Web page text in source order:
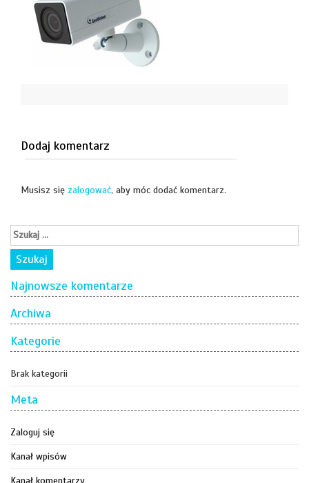
Dodaj komentarz
Musisz się zalogować, aby móc dodać komentarz.
Najnowsze komentarze
Archiwa
Kategorie
Brak kategorii
Meta
Zaloguj się
Kanał wpisów
Kanał komentarzy